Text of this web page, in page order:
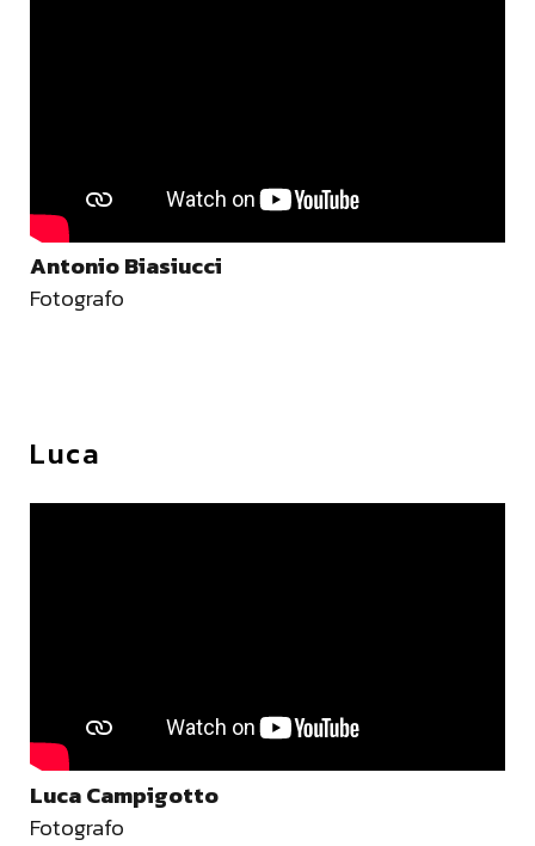
Antonio Biasiucci
Fotografo
Luca
Luca Campigotto
Fotografo